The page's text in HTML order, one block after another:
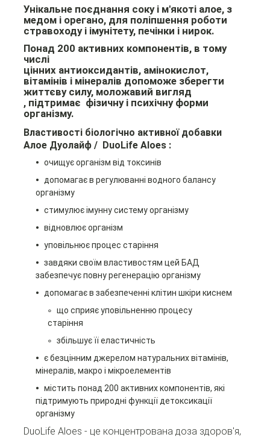
Унікальне поєднання соку і м'якоті алое, з
медом і орегано, для поліпшення роботи
стравоходу і імунітету, печінки і нирок.
Понад 200 активних компонентів, в тому
числі
цінних антиоксидантів, амінокислот,
вітамінів і мінералів допоможе зберегти
життєву силу, моложавий вигляд
,підтримає фізичну і психічну форми
організму.
Властивості біологічно активної добавки
Алое Дуолайф / DuoLife Aloes :
очищує організм від токсинів
допомагає в регулюванні водного балансу
організму
стимулює імунну систему організму
відновлює організм
уповільнює процес старіння
завдяки своїм властивостям цей БАД
забезпечує повну регенерацію організму
допомагає в забезпеченні клітин шкіри киснем
що сприяє уповільненню процесу
старіння
збільшує її еластичність
є безцінним джерелом натуральних вітамінів,
мінералів, макро і мікроелементів
містить понад 200 активних компонентів, які
підтримують природні функції детоксикації
організму
DuoLife Aloes - це концентрована доза здоров'я,